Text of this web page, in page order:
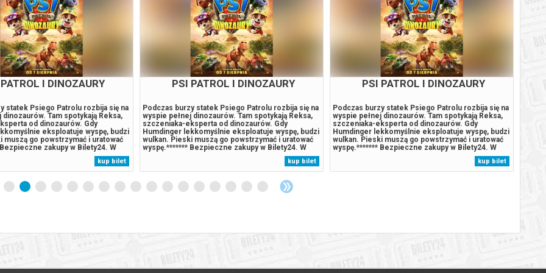
MAN: CAŁKIEM NOWY
dorosłym mężczyzną żyjącym
gdy z własnej woli wymazał
tych, których kochał. Walcząc z
w Nowym Jorku, który nie zna już
pełni poświęcił się ochronie miasta.
zaczynają go przytłaczać,
zaskakującą fizyczną przemianę,
jego istnieniu, podczas gdy nowy,
kup bilet
PSI PATROL I DINOZAURY
Podczas burzy statek Psiego Patrolu rozbija się na
wyspie pełnej dinozaurów. Tam spotykają Reksa,
szczeniaka-eksperta od dinozaurów. Gdy
Humdinger lekkomyślnie eksploatuje wyspę, budzi
wulkan. Pieski muszą go powstrzymać i uratować
wyspę.******* Bezpieczne zakupy w Bilety24. W
przypadku odwołania wydarzenia, gwarantujemy
automatyczny zwrot środków potwierdzony
komunikatem wysyłanym na adres...
kup bilet
PSI PATROL I DINOZAURY
Podczas burzy statek Psiego Patrolu rozbija się na
wyspie pełnej dinozaurów. Tam spotykają Reksa,
szczeniaka-eksperta od dinozaurów. Gdy
Humdinger lekkomyślnie eksploatuje wyspę, budzi
wulkan. Pieski muszą go powstrzymać i uratować
wyspę.******* Bezpieczne zakupy w Bilety24. W
przypadku odwołania wydarzenia, gwarantujemy
automatyczny zwrot środków potwierdzony
komunikatem wysyłanym na adres...
kup bilet